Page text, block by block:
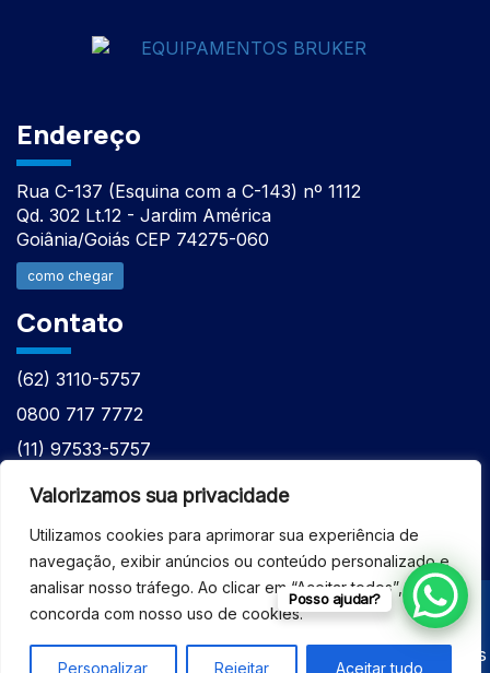
Valorizamos sua privacidade
Utilizamos cookies para aprimorar sua experiência de
navegação, exibir anúncios ou conteúdo personalizado e
analisar nosso tráfego. Ao clicar em “Aceitar todos”, você
concorda com nosso uso de cookies.
Personalizar Rejeitar Aceitar tudo
Endereço
Rua C-137 (Esquina com a C-143) nº 1112
Qd. 302 Lt.12 - Jardim América
Goiânia/Goiás CEP 74275-060
como chegar
Contato
(62) 3110-5757
0800 717 7772
(11) 97533-5757
(62) 98610-7777
© 2026 - ASSISTÊNCIA TÉCNICA ESPECIALIZADA
EQUIPAMENTOS BRUKER - Todos os direitos reservados
Posso ajudar?